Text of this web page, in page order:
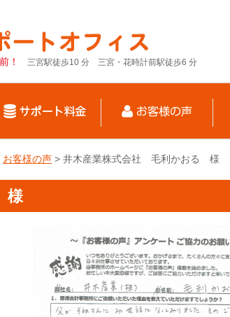
！ 三宮駅徒歩10 分 三宮・花時計前駅徒歩6 分
お客様の声 > 井木産業株式会社 毛利かおる 様
様